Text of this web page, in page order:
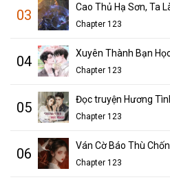
03 Cao Thủ Hạ Sơn, Ta
Chapter 123
04 Xuyên Thành Bạn
Chapter 123
05
Chapter 123
06 Ván Cờ Báo Thù
Chapter 123